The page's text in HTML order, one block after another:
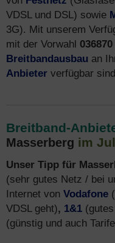
VDSL und DSL) sowie
3G). Mit unserem
mit der Vorwahl 036870
Breitbandausbau an
Anbieter verfügbar
Breitband-
Masserberg im
Unser Tipp für
(sehr gutes Netz / bei
Internet von Vodafone
VDSL geht), 1&1
(günstig und auch